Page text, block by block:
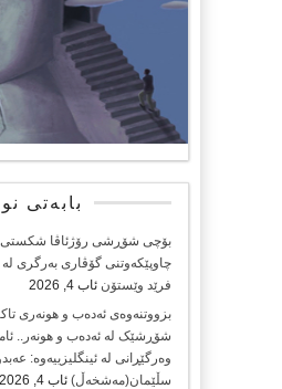
بابەتی
بۆچی شۆڕشی رۆژئاڤا شکستی
چاوپێکەوتنی گۆڤاری بەرگری
فرێد وێستۆن ئاب 4, 2026
بزووتنەوەی ئەدەب و هونەری
شۆڕشێک لە ئەدەب و هونەر..
وەرگێڕانی لە ئینگلیزییەوە:
سڵێمان(مەشخەڵ) ئاب 4, 2026